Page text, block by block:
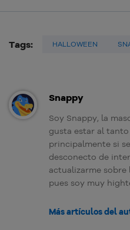
Tags: HALLOWEEN
Snappy
Soy Snappy, la
gusta estar al
principalmente si
desconecto de
actualizarme sobre
pues soy muy
Más artículos del